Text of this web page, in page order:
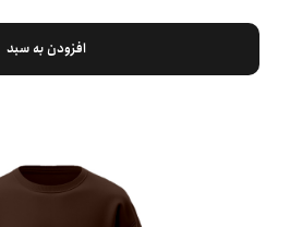
افزودن به سبد